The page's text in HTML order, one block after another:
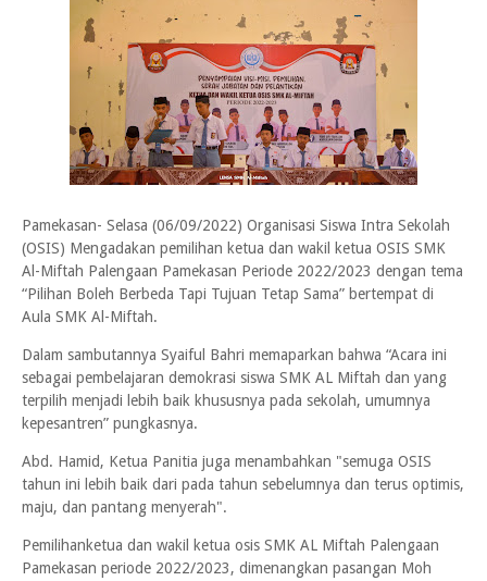
Pamekasan- Selasa (06/09/2022) Organisasi Siswa Intra Sekolah
(OSIS) Mengadakan pemilihan ketua dan wakil ketua OSIS SMK
Al-Miftah Palengaan Pamekasan Periode 2022/2023 dengan tema
“Pilihan Boleh Berbeda Tapi Tujuan Tetap Sama” bertempat di
Aula SMK Al-Miftah.
Dalam sambutannya Syaiful Bahri memaparkan bahwa “Acara ini
sebagai pembelajaran demokrasi siswa SMK AL Miftah dan yang
terpilih menjadi lebih baik khususnya pada sekolah, umumnya
kepesantren” pungkasnya.
Abd. Hamid, Ketua Panitia juga menambahkan "semuga OSIS
tahun ini lebih baik dari pada tahun sebelumnya dan terus optimis,
maju, dan pantang menyerah".
Pemilihanketua dan wakil ketua osis SMK AL Miftah Palengaan
Pamekasan periode 2022/2023, dimenangkan pasangan Moh